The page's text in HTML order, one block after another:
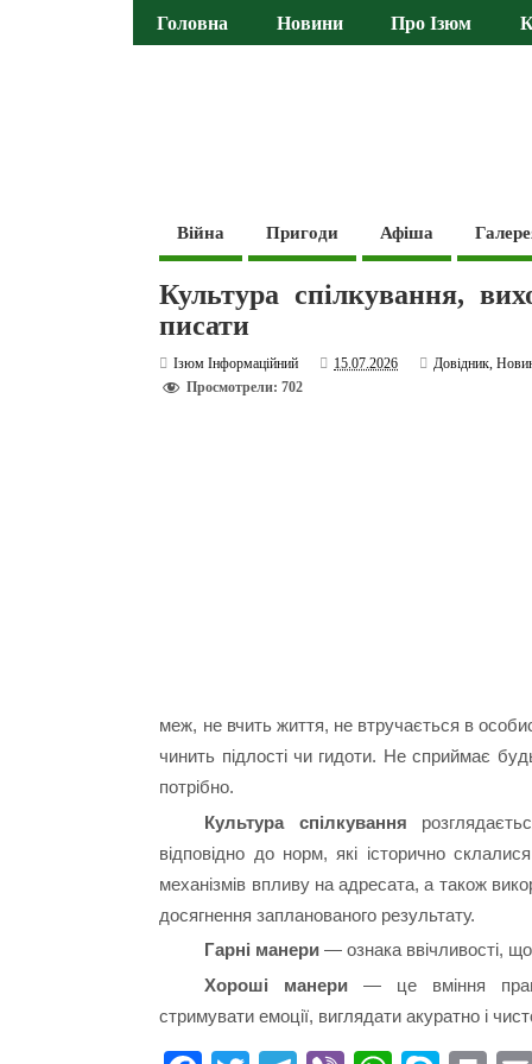
Головна Новини Про Ізюм
Війна Пригоди Афіша
Культура спілкування,
писати
Ізюм Інформаційний 15.07.2026 Довідник,
Просмотрели: 702
меж, не вчить життя, не втручається в
чинить підлості чи гидоти. Не сприймає
потрібно.
Культура спілкування
відповідно до норм, які історично
механізмів впливу на адресата, а також
досягнення запланованого результату.
Гарні манери— ознака ввічливості,
Хороші манери— це вміння
стримувати емоції, виглядати акуратно і